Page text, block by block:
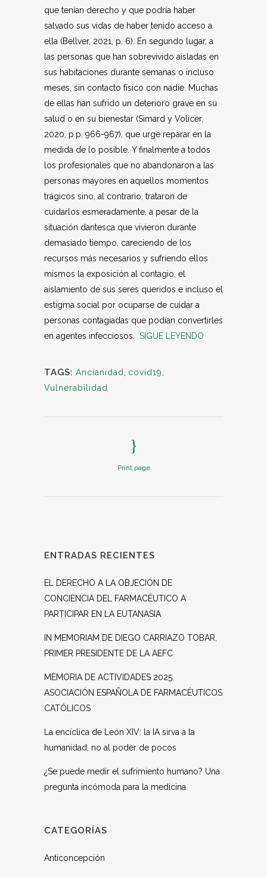
que tenían derecho y que podría haber
salvado sus vidas de haber tenido acceso a
ella (Bellver, 2021, p. 6). En segundo lugar, a
las personas que han sobrevivido aisladas en
sus habitaciones durante semanas o incluso
meses, sin contacto físico con nadie. Muchas
de ellas han sufrido un deterioro grave en su
salud o en su bienestar (Simard y Volicer,
2020, p.p. 966-967), que urge reparar en la
medida de lo posible. Y finalmente a todos
los profesionales que no abandonaron a las
personas mayores en aquellos momentos
trágicos sino, al contrario, trataron de
cuidarlos esmeradamente, a pesar de la
situación dantesca que vivieron durante
demasiado tiempo, careciendo de los
recursos más necesarios y sufriendo ellos
mismos la exposición al contagio, el
aislamiento de sus seres queridos e incluso el
estigma social por ocuparse de cuidar a
personas contagiadas que podían convertirles
en agentes infecciosos. SIGUE LEYENDO
TAGS: Ancianidad covid19
Vulnerabilidad
Print page
ENTRADAS RECIENTES
EL DERECHO A LA OBJECIÓN DE
CONCIENCIA DEL FARMACÉUTICO A
PARTICIPAR EN LA EUTANASIA
IN MEMORIAM DE DIEGO CARRIAZO TOBAR,
PRIMER PRESIDENTE DE LA AEFC
MEMORIA DE ACTIVIDADES 2025.
ASOCIACIÓN ESPAÑOLA DE FARMACÉUTICOS
CATÓLICOS
La encíclica de León XIV: la IA sirva a la
humanidad, no al poder de pocos
¿Se puede medir el sufrimiento humano? Una
pregunta incómoda para la medicina
CATEGORÍAS
Anticoncepción